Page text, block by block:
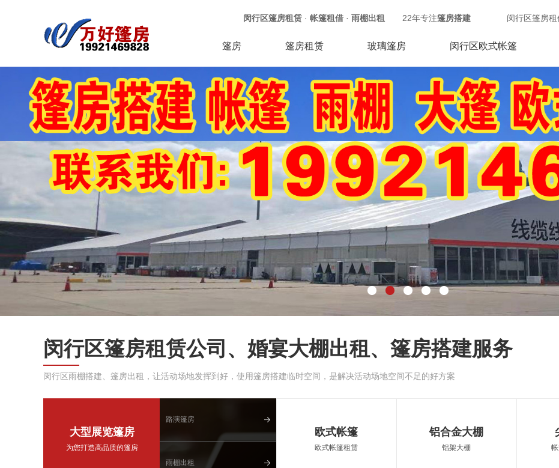
闵行区篷房租赁 · 帐篷租借 · 雨棚出租 22年专注篷房搭建 闵行区篷房租
篷房 篷房租赁 玻璃篷房 闵行区欧式帐篷
闵行区篷房租赁公司、婚宴大棚出租、篷房搭建服务
闵行区雨棚搭建、篷房出租，让活动场地发挥到好，使用篷房搭建临时空间，是解决活动场地空间不足的好方案
大型展览篷房
为您打造高品质的篷房
路演篷房
雨棚出租
欧式帐篷
欧式帐篷租赁
铝合金大棚
铝架大棚